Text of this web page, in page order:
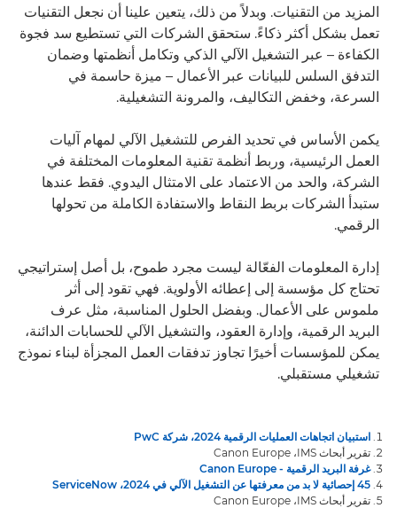
المزيد من التقنيات. وبدلاً من ذلك، يتعين علينا أن نجعل التقنيات
تعمل بشكل أكثر ذكاءً. ستحقق الشركات التي تستطيع سد فجوة
الكفاءة – عبر التشغيل الآلي الذكي وتكامل أنظمتها وضمان
التدفق السلس للبيانات عبر الأعمال – ميزة حاسمة في
السرعة، وخفض التكاليف، والمرونة التشغيلية.
يكمن الأساس في تحديد الفرص للتشغيل الآلي لمهام آليات
العمل الرئيسية، وربط أنظمة تقنية المعلومات المختلفة في
الشركة، والحد من الاعتماد على الامتثال اليدوي. فقط عندها
ستبدأ الشركات بربط النقاط والاستفادة الكاملة من تحولها
الرقمي.
إدارة المعلومات الفعّالة ليست مجرد طموح، بل أصل إستراتيجي
تحتاج كل مؤسسة إلى إعطائه الأولوية. فهي تقود إلى أثر
ملموس على الأعمال. وبفضل الحلول المناسبة، مثل عرف
البريد الرقمية، وإدارة العقود، والتشغيل الآلي للحسابات الدائنة،
يمكن للمؤسسات أخيرًا تجاوز تدفقات العمل المجزأة لبناء نموذج
تشغيلي مستقبلي.
استبيان اتجاهات العمليات الرقمية 2024، شركة PwC
تقرير أبحاث IMS، ‏Canon Europe
غرفة البريد الرقمية - Canon Europe
45 إحصائية لا بد من معرفتها عن التشغيل الآلي في 2024، ServiceNow
تقرير أبحاث IMS، ‏Canon Europe